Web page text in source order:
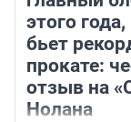
этого
бьет
прокате:
отзыв на
Нолана